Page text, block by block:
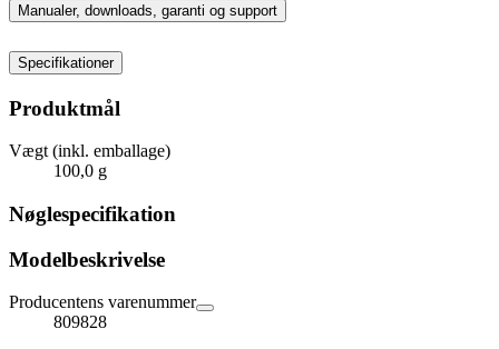
Manualer, downloads, garanti og support
Specifikationer
Produktmål
Vægt (inkl. emballage)
100,0 g
Nøglespecifikation
Modelbeskrivelse
Producentens varenummer
809828